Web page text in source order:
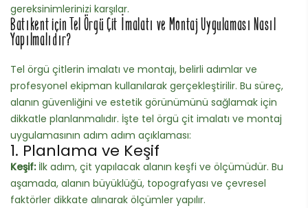
gereksinimlerinizi karşılar.
Batıkent için Tel Örgü Çit İmalatı ve Montaj Uygulaması Nasıl
Yapılmalıdır?
Tel örgü çitlerin imalatı ve montajı, belirli adımlar ve
profesyonel ekipman kullanılarak gerçekleştirilir. Bu süreç,
alanın güvenliğini ve estetik görünümünü sağlamak için
dikkatle planlanmalıdır. İşte tel örgü çit imalatı ve montaj
uygulamasının adım adım açıklaması:
1. Planlama ve Keşif
Keşif:İlk adım, çit yapılacak alanın keşfi ve ölçümüdür. Bu
aşamada, alanın büyüklüğü, topografyası ve çevresel
faktörler dikkate alınarak ölçümler yapılır.